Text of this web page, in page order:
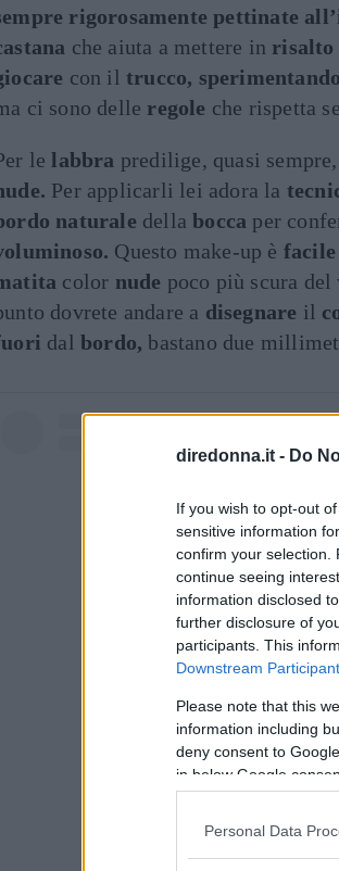
diredonna.it - Do
If you wish to opt-out
sensitive information
confirm your selection.
continue seeing
information disclosed
further disclosure of
participants. This
Downstream
Please note that this
information including
deny consent to
in below Google
Personal Data
rigorosamente pettinate
che aiuta a mettere in risalto
con iltrucco, sperimentando
ci sono delle regole che rispetta
le labbra predilige, quasi sempre,
Per applicarli lei adora la
naturale dellabocca per
Questo make-up è facile
color nude poco più scura
dovrete andare a disegnare il
dal bordo, bastano due
Visualizza questo